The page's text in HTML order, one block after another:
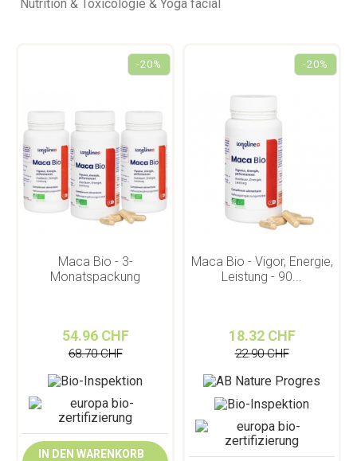
Nutrition & Toxicologie & Yoga facial
-20%
Maca Bio - 3-
Monatspackung
54.96 CHF
68.70 CHF
IN DEN WARENKORB
-20%
Maca Bio - Vigor, Energie,
Leistung - 90...
18.32 CHF
22.90 CHF